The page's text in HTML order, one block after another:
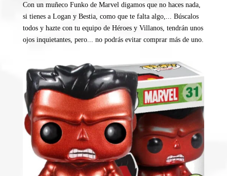
Con un muñeco Funko de Marvel digamos que no haces nada,
si tienes a Logan y Bestia, como que te falta algo,... Búscalos
todos y hazte con tu equipo de Héroes y Villanos, tendrán unos
ojos inquietantes, pero... no podrás evitar comprar más de uno.